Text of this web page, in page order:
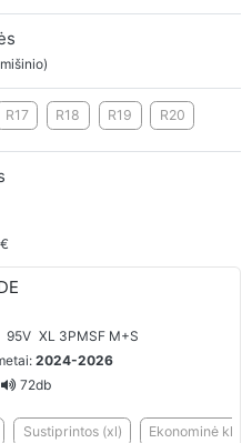
R17 R18 R19 R20
95V XL 3PMSF M+S
2024-2026
72db
Sustiprintos (xl) Ekonominė